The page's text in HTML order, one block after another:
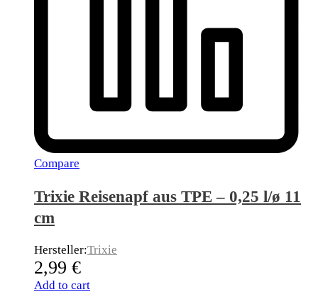
Compare
Trixie Reisenapf aus TPE – 0,25 l/ø 11
cm
Hersteller:Trixie
2,99 €
Add to cart